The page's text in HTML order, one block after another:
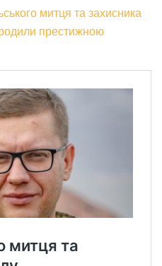
митця та захисника
престижною